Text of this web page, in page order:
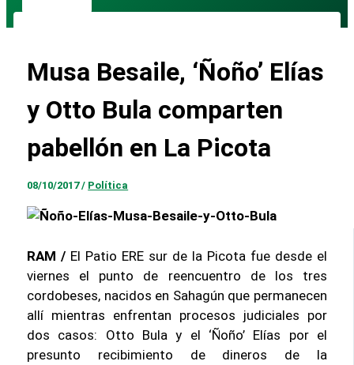
Musa Besaile, ‘Ñoño’ Elías
y Otto Bula comparten
pabellón en La Picota
08/10/2017/ Política
RAM / El Patio ERE sur de la Picota fue desde el
viernes el punto de reencuentro de los tres
cordobeses, nacidos en Sahagún que permanecen
allí mientras enfrentan procesos judiciales por
dos casos: Otto Bula y el ‘Ñoño’ Elías por el
presunto recibimiento de dineros de la